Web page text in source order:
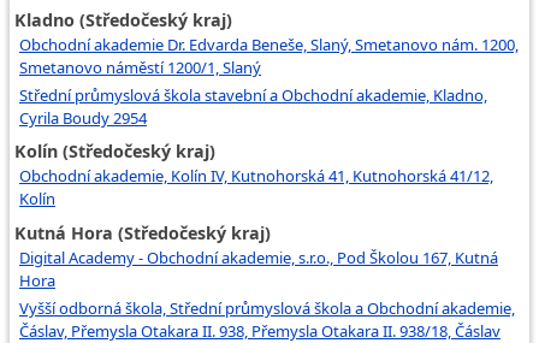
Kladno (Středočeský kraj)
Obchodní akademie Dr. Edvarda Beneše, Slaný, Smetanovo nám. 1200,
Smetanovo náměstí 1200/1, Slaný
Střední průmyslová škola stavební a Obchodní akademie, Kladno,
Cyrila Boudy 2954
Kolín (Středočeský kraj)
Obchodní akademie, Kolín IV, Kutnohorská 41, Kutnohorská 41/12,
Kolín
Kutná Hora (Středočeský kraj)
Digital Academy - Obchodní akademie, s.r.o., Pod Školou 167, Kutná
Hora
Vyšší odborná škola, Střední průmyslová škola a Obchodní akademie,
Čáslav, Přemysla Otakara II. 938, Přemysla Otakara II. 938/18, Čáslav